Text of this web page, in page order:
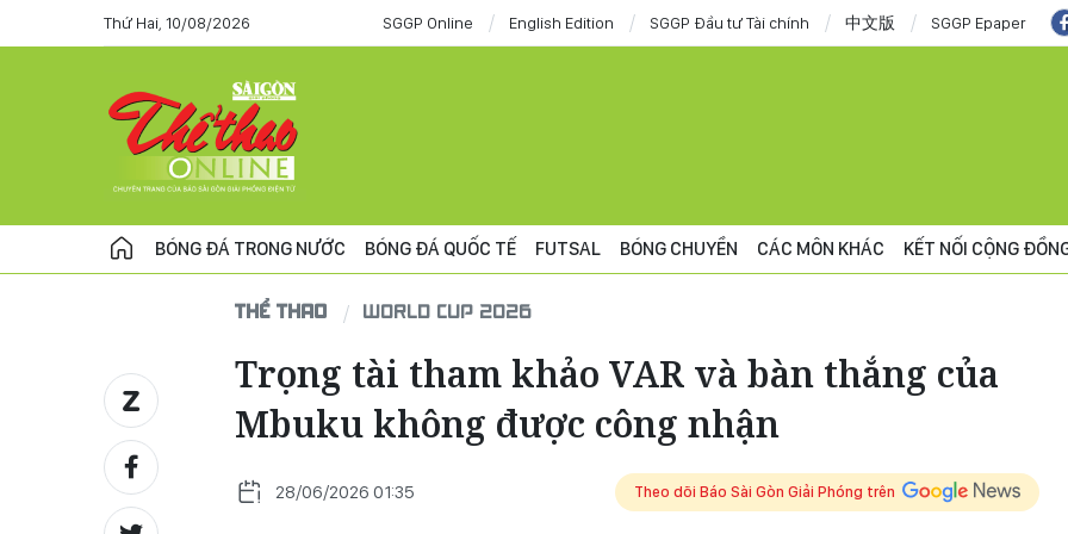
Thứ Hai, 10/08/2026 SGGP Online English Edition SGGP Đầu tư Tài chính 中文版 SGGP Epaper
BÓNG ĐÁ TRONG NƯỚC BÓNG ĐÁ QUỐC TẾ FUTSAL BÓNG CHUYỀN CÁC MÔN KHÁC KẾT NỐI CỘNG
THỂ THAO WORLD CUP 2026
Trọng tài tham khảo VAR và bàn thắng của
Mbuku không được công nhận
28/06/2026 01:35 Theo dõi Báo Sài Gòn Giải Phóng trên